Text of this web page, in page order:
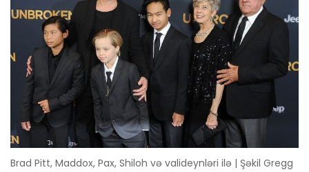
Brad Pitt, Maddox, Pax, Shiloh və valideynləri ilə | Şəkil Gregg